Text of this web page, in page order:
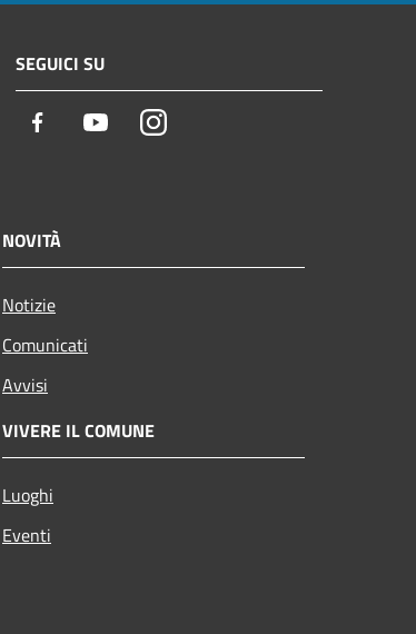
SEGUICI SU
Facebook YoutubeInstagram
NOVITÀ
Notizie
Comunicati
Avvisi
VIVERE IL COMUNE
Luoghi
Eventi